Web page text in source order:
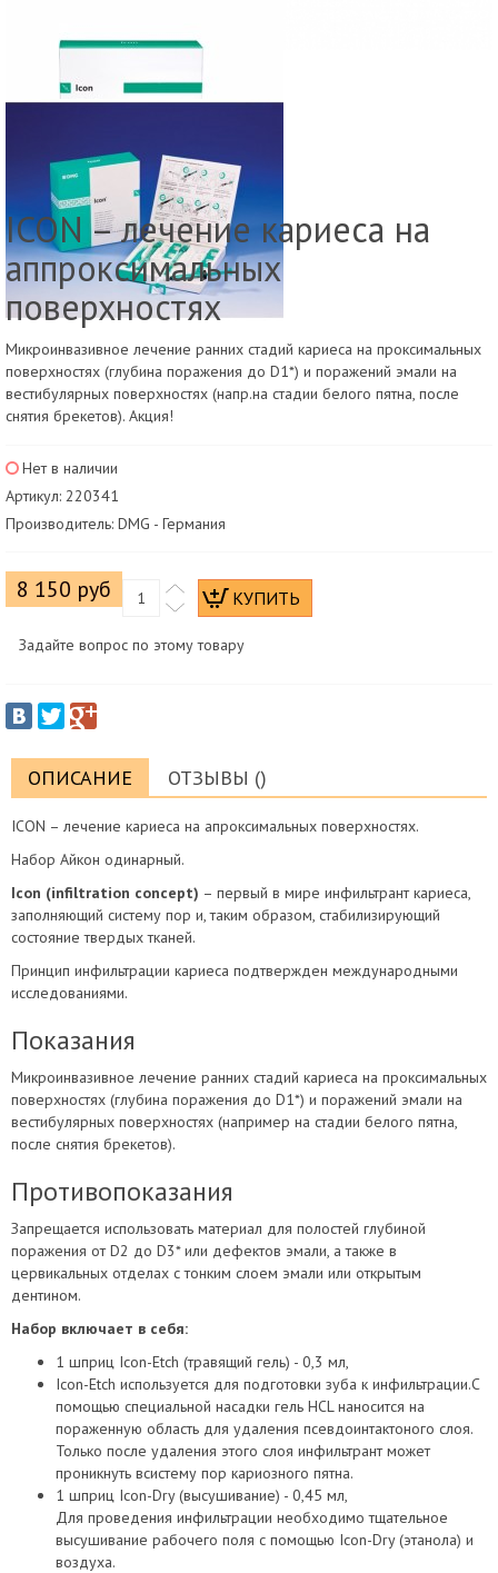
ICON – лечение кариеса на
аппроксимальных
поверхностях
Микроинвазивное лечение ранних стадий кариеса на проксимальных
поверхностях (глубина поражения до D1*) и поражений эмали на
вестибулярных поверхностях (напр.на стадии белого пятна, после
снятия брекетов). Акция!
Нет в наличии
Артикул: 220341
Производитель: DMG - Германия
8 150 руб
Задайте вопрос по этому товару
ОПИСАНИЕ ОТЗЫВЫ ()
ICON – лечение кариеса на апроксимальных поверхностях.
Набор Айкон одинарный.
Icon (infiltration concept) – первый в мире инфильтрант кариеса,
заполняющий систему пор и, таким образом, стабилизирующий
состояние твердых тканей.
Принцип инфильтрации кариеса подтвержден международными
исследованиями.
Показания
Микроинвазивное лечение ранних стадий кариеса на проксимальных
поверхностях (глубина поражения до D1*) и поражений эмали на
вестибулярных поверхностях (например на стадии белого пятна,
после снятия брекетов).
Противопоказания
Запрещается использовать материал для полостей глубиной
поражения от D2 до D3* или дефектов эмали, а также в
цервикальных отделах с тонким слоем эмали или открытым
дентином.
Набор включает в себя:
1 шприц Icon-Etch (травящий гель) - 0,3 мл,
Icon-Etch используется для подготовки зуба к инфильтрации.С
помощью специальной насадки гель HCL наносится на
пораженную область для удаления псевдоинтактоного слоя.
Только после удаления этого слоя инфильтрант может
проникнуть всистему пор кариозного пятна.
1 шприц Icon-Dry (высушивание) - 0,45 мл,
Для проведения инфильтрации необходимо тщательное
высушивание рабочего поля с помощью Icon-Dry (этанола) и
воздуха.